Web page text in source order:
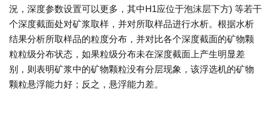
況，深度参数设置可以更多，其中H1应位于泡沫层下方) 等若干
个深度截面处对矿浆取样，并对所取样品进行水析。根据水析
结果分析所取样品的粒度分布，并对比各个深度截面的矿物颗
粒粒级分布状态，如果粒级分布未在深度截面上产生明显差
别，则表明矿浆中的矿物颗粒没有分层现象，该浮选机的矿物
颗粒悬浮能力好；反之，悬浮能力差。